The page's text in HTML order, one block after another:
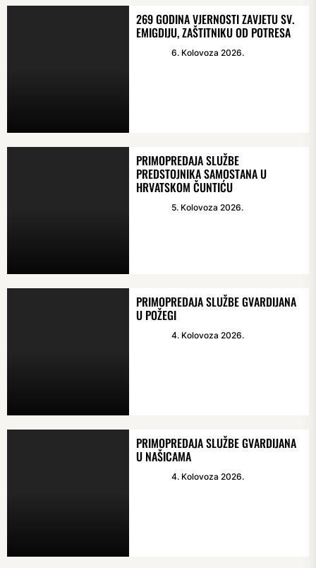
269 GODINA VJERNOSTI ZAVJETU SV.
EMIGDIJU, ZAŠTITNIKU OD POTRESA
6. Kolovoza 2026.
PRIMOPREDAJA SLUŽBE
PREDSTOJNIKA SAMOSTANA U
HRVATSKOM ČUNTIĆU
5. Kolovoza 2026.
PRIMOPREDAJA SLUŽBE GVARDIJANA
U POŽEGI
4. Kolovoza 2026.
PRIMOPREDAJA SLUŽBE GVARDIJANA
U NAŠICAMA
4. Kolovoza 2026.